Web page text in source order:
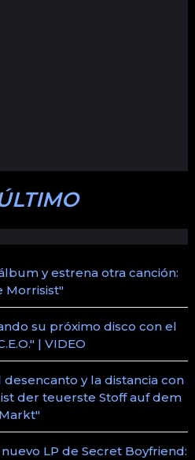
y estrena otra canción:
Morrisist"
su próximo disco con el
| VIDEO
y la distancia con
der teuerste Stoff auf dem
Markt"
nuevo LP de Secret Boyfriend: